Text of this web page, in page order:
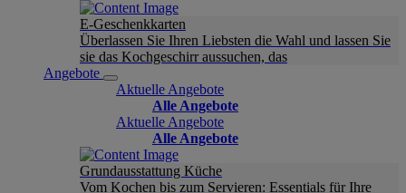
E-Geschenkkarten
Überlassen Sie Ihren Liebsten die Wahl und lassen Sie
sie das Kochgeschirr aussuchen, das
Angebote
Aktuelle Angebote
Alle Angebote
Aktuelle Angebote
Alle Angebote
Grundausstattung Küche
Vom Kochen bis zum Servieren: Essentials für Ihre